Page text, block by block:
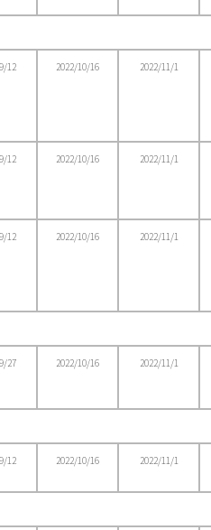
12 2022/10/16 2022/11/1
12 2022/10/16 2022/11/1
12 2022/10/16 2022/11/1
27 2022/10/16 2022/11/1
12 2022/10/16 2022/11/1